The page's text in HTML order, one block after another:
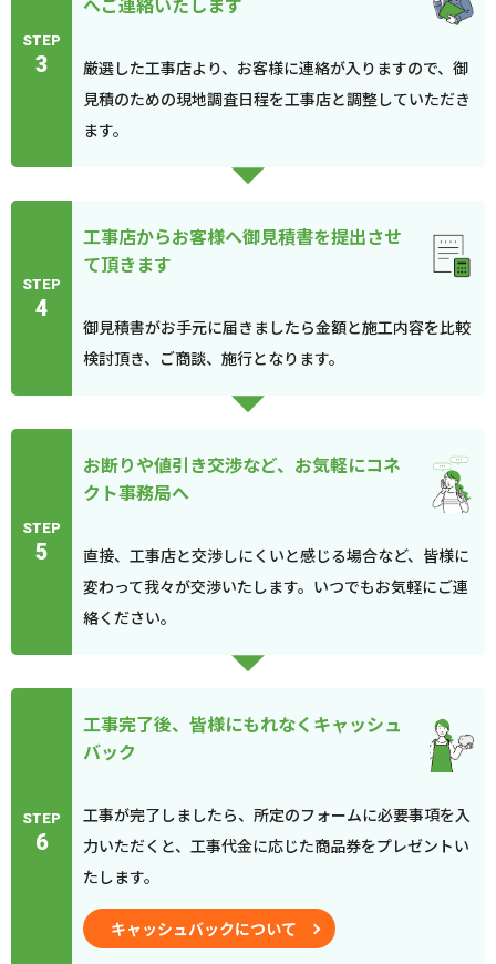
STEP
3
厳選した工事店より、お客様に連絡が入りますので、御
見積のための現地調査日程を工事店と調整していただき
ます。
STEP
4
工事店からお客様へ御見積書を提出させ
て頂きます
御見積書がお手元に届きましたら金額と施工内容を比較
検討頂き、ご商談、施行となります。
STEP
5
お断りや値引き交渉など、お気軽にコネ
クト事務局へ
直接、工事店と交渉しにくいと感じる場合など、皆様に
変わって我々が交渉いたします。いつでもお気軽にご連
絡ください。
STEP
6
工事完了後、皆様にもれなくキャッシュ
バック
工事が完了しましたら、所定のフォームに必要事項を入
力いただくと、工事代金に応じた商品券をプレゼントい
たします。
キャッシュバックについて